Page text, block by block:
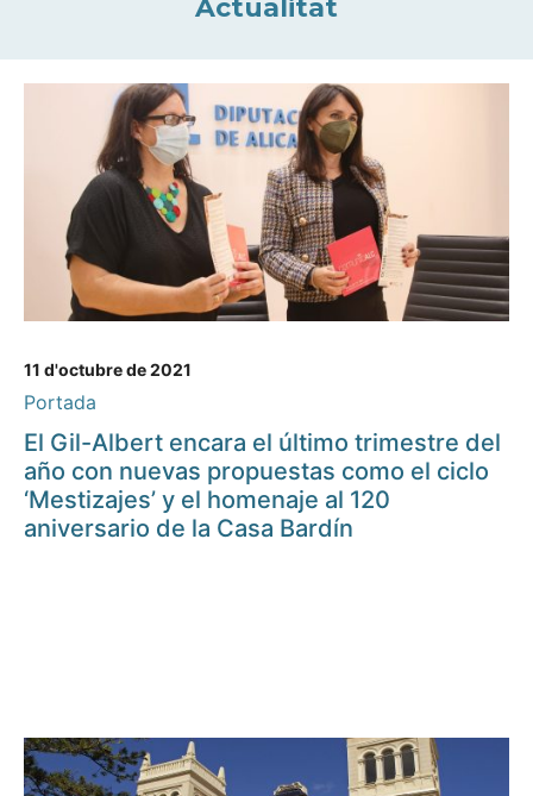
Actualitat
11 d'octubre de 2021
Portada
El Gil-Albert encara el último trimestre del
año con nuevas propuestas como el ciclo
‘Mestizajes’ y el homenaje al 120
aniversario de la Casa Bardín